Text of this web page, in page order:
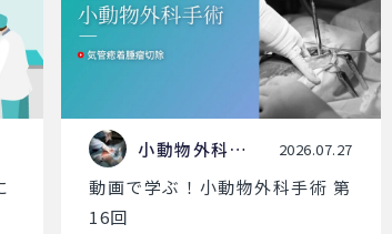
小動物外科手
術
2026.07.27
動画で学ぶ！小動物外科手術 第
16回